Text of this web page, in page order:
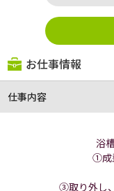
お仕事情報
仕事内容
浴
①成
③取り外し